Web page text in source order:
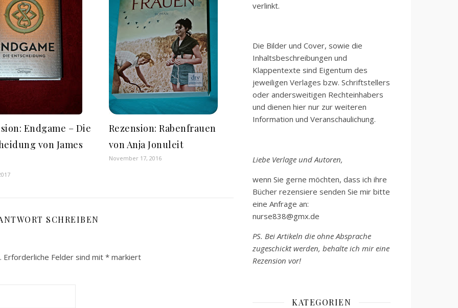
Endgame – Die
von James
Rezension: Rabenfrauen
von Anja Jonuleit
November 17, 2016
SCHREIBEN
Erforderliche Felder sind mit * markiert
verlinkt.
Die Bilder und Cover, sowie die
Inhaltsbeschreibungen und
Klappentexte sind Eigentum des
jeweiligen Verlages bzw. Schriftstellers
oder andersweitigen Rechteinhabers
und dienen hier nur zur weiteren
Information und Veranschaulichung.
Liebe Verlage und Autoren,
wenn Sie gerne möchten, dass ich ihre
Bücher rezensiere senden Sie mir bitte
eine Anfrage an:
nurse838@gmx.de
PS. Bei Artikeln die ohne Absprache
zugeschickt werden, behalte ich mir eine
Rezension vor!
KATEGORIEN